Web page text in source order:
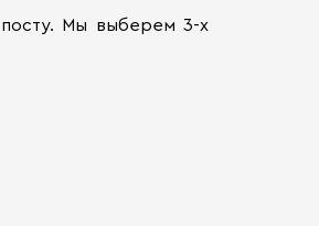
посту. Мы выберем 3-х